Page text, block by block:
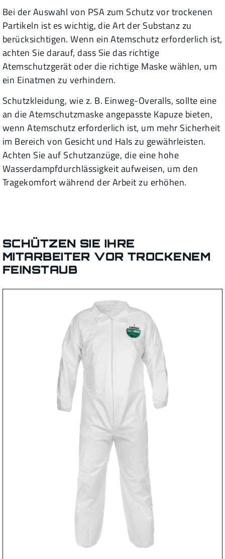
Bei der Auswahl von PSA zum Schutz vor trockenen
Partikeln ist es wichtig, die Art der Substanz zu
berücksichtigen. Wenn ein Atemschutz erforderlich ist,
achten Sie darauf, dass Sie das richtige
Atemschutzgerät oder die richtige Maske wählen, um
ein Einatmen zu verhindern.
Schutzkleidung, wie z. B. Einweg-Overalls, sollte eine
an die Atemschutzmaske angepasste Kapuze bieten,
wenn Atemschutz erforderlich ist, um mehr Sicherheit
im Bereich von Gesicht und Hals zu gewährleisten.
Achten Sie auf Schutzanzüge, die eine hohe
Wasserdampfdurchlässigkeit aufweisen, um den
Tragekomfort während der Arbeit zu erhöhen.
SCHÜTZEN SIE IHRE
MITARBEITER VOR TROCKENEM
FEINSTAUB